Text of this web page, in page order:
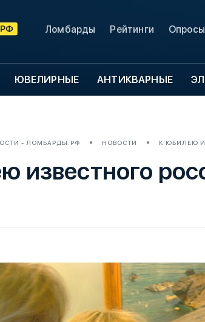
Ломбарды Рейтинги Опросы
ЮВЕЛИРНЫЕ АНТИКВАРНЫЕ
- ЛОМБАРДЫ.РФ НОВОСТИ К ЮБИЛЕЮ
известного